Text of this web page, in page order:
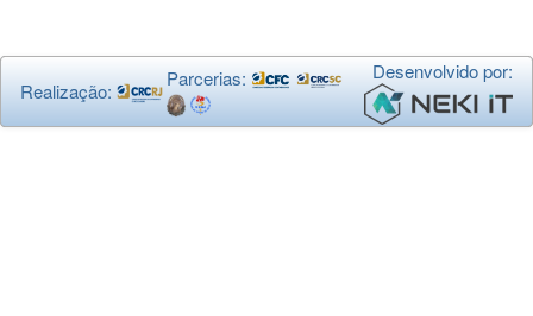
Realização:
Parcerias: Desenvolvido por: